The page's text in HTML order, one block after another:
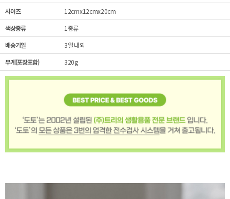
사이즈
12cmx12cmx20cm
색상종류
1종류
배송기일
3일 내외
무게(포장포함)
320g